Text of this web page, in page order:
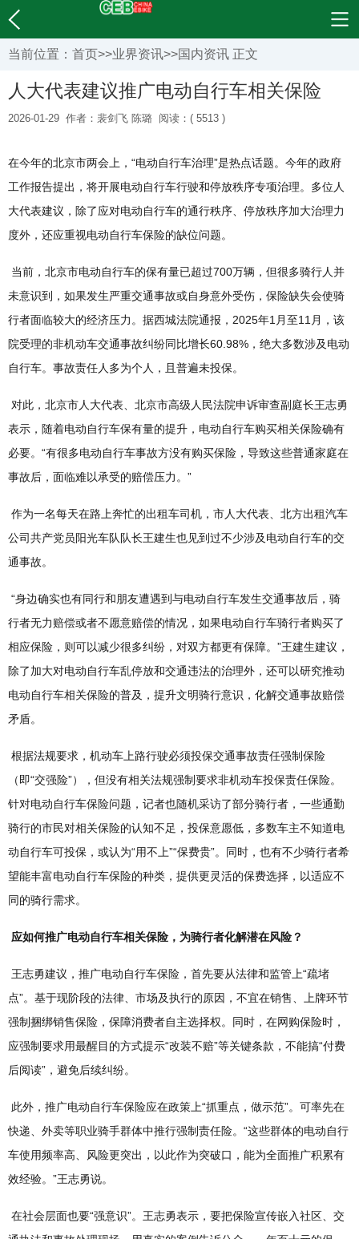
当前位置： 首页>>业界资讯>>国内资讯 正文
人大代表建议推广电动自行车相关保险
2026-01-29 作者：裴剑飞 陈璐 阅读：( 5513 )
在今年的北京市两会上，“电动自行车治理”是热点话题。今年的政府
工作报告提出，将开展电动自行车行驶和停放秩序专项治理。多位人
大代表建议，除了应对电动自行车的通行秩序、停放秩序加大治理力
度外，还应重视电动自行车保险的缺位问题。
当前，北京市电动自行车的保有量已超过700万辆，但很多骑行人并
未意识到，如果发生严重交通事故或自身意外受伤，保险缺失会使骑
行者面临较大的经济压力。据西城法院通报，2025年1月至11月，该
院受理的非机动车交通事故纠纷同比增长60.98%，绝大多数涉及电动
自行车。事故责任人多为个人，且普遍未投保。
对此，北京市人大代表、北京市高级人民法院申诉审查副庭长王志勇
表示，随着电动自行车保有量的提升，电动自行车购买相关保险确有
必要。“有很多电动自行车事故方没有购买保险，导致这些普通家庭在
事故后，面临难以承受的赔偿压力。”
作为一名每天在路上奔忙的出租车司机，市人大代表、北方出租汽车
公司共产党员阳光车队队长王建生也见到过不少涉及电动自行车的交
通事故。
“身边确实也有同行和朋友遭遇到与电动自行车发生交通事故后，骑
行者无力赔偿或者不愿意赔偿的情况，如果电动自行车骑行者购买了
相应保险，则可以减少很多纠纷，对双方都更有保障。”王建生建议，
除了加大对电动自行车乱停放和交通违法的治理外，还可以研究推动
电动自行车相关保险的普及，提升文明骑行意识，化解交通事故赔偿
矛盾。
根据法规要求，机动车上路行驶必须投保交通事故责任强制保险
（即“交强险”），但没有相关法规强制要求非机动车投保责任保险。
针对电动自行车保险问题，记者也随机采访了部分骑行者，一些通勤
骑行的市民对相关保险的认知不足，投保意愿低，多数车主不知道电
动自行车可投保，或认为“用不上”“保费贵”。同时，也有不少骑行者希
望能丰富电动自行车保险的种类，提供更灵活的保费选择，以适应不
同的骑行需求。
应如何推广电动自行车相关保险，为骑行者化解潜在风险？
王志勇建议，推广电动自行车保险，首先要从法律和监管上“疏堵
点”。基于现阶段的法律、市场及执行的原因，不宜在销售、上牌环节
强制捆绑销售保险，保障消费者自主选择权。同时，在网购保险时，
应强制要求用最醒目的方式提示“改装不赔”等关键条款，不能搞“付费
后阅读”，避免后续纠纷。
此外，推广电动自行车保险应在政策上“抓重点，做示范”。可率先在
快递、外卖等职业骑手群体中推行强制责任险。“这些群体的电动自行
车使用频率高、风险更突出，以此作为突破口，能为全面推广积累有
效经验。”王志勇说。
在社会层面也要“强意识”。王志勇表示，要把保险宣传嵌入社区、交